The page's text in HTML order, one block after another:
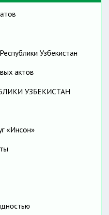
Узбекистан
актов
УЗБЕКИСТАН
«Инсон»